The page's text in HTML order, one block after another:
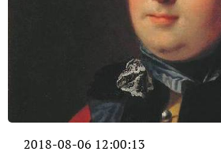
2018-08-06 12:00:13